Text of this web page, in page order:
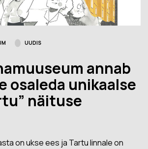
UUDIS
annab
osaleda unikaalse
näituse
on ukse ees ja Tartu linnale on